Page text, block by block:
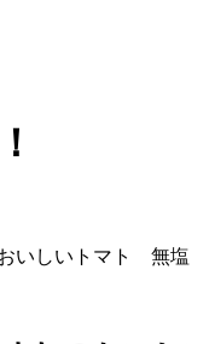
いしいトマト 無塩